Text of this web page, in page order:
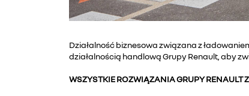
Działalność biznesowa związana z
działalnością handlową Grupy Renault, aby
WSZYSTKIE ROZWIĄZANIA GRUPY